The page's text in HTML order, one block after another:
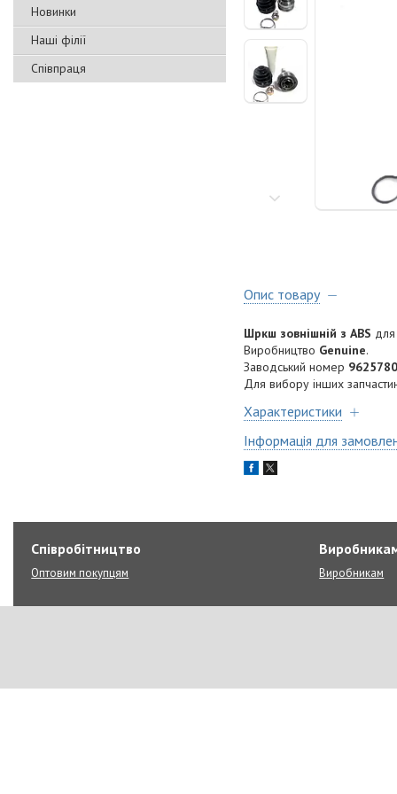
Новинки
Наші філії
Співпраця
Опис товару
Шркш зовнішній з ABS
Виробництво Genuine.
Заводський номер
Для вибору інших
Характеристики
Інформація для
Співробітництво
Оптовим покупцям Виробникам